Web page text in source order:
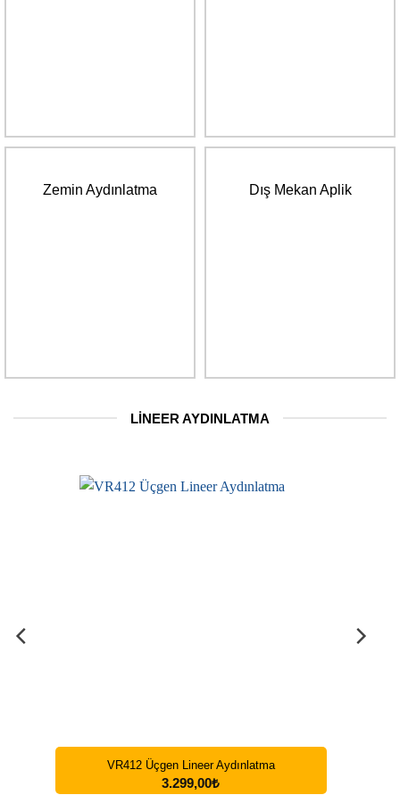
Zemin Aydınlatma Dış Mekan Aplik
LINEER AYDINLATMA
VR412 Üçgen Lineer Aydınlatma
3.299,00₺